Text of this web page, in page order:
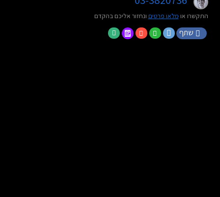
התקשרו או מלאו פרטים ונחזור אליכם בהקדם
שתף